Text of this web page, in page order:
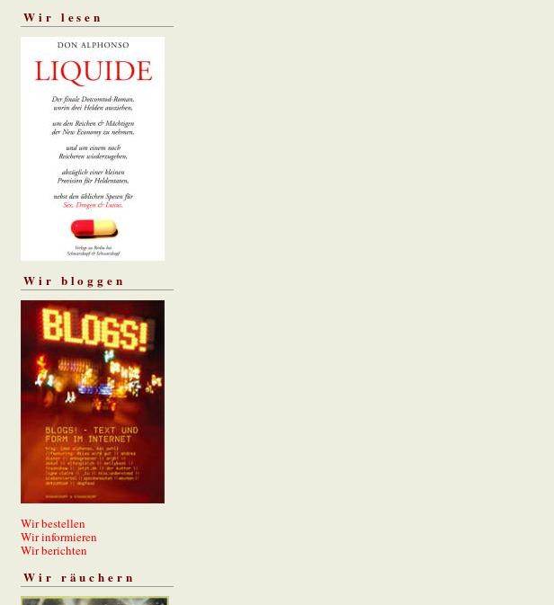
Wir lesen
Wir bloggen
Wir bestellen
Wir informieren
Wir berichten
Wir räuchern